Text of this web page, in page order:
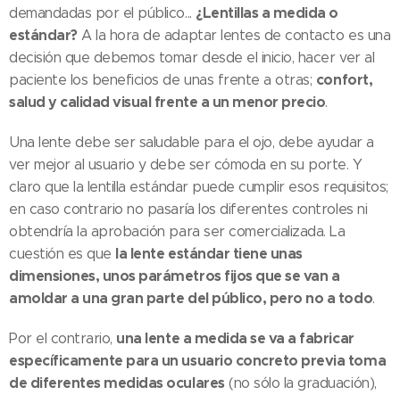
demandadas por el público... ¿Lentillas a medida o
estándar?A la hora de adaptar lentes de contacto es una
decisión que debemos tomar desde el inicio, hacer ver al
paciente los beneficios de unas frente a otras; confort,
salud y calidad visual frente a un menor precio.
Una lente debe ser saludable para el ojo, debe ayudar a
ver mejor al usuario y debe ser cómoda en su porte. Y
claro que la lentilla estándar puede cumplir esos requisitos;
en caso contrario no pasaría los diferentes controles ni
obtendría la aprobación para ser comercializada. La
cuestión es que la lente estándar tiene unas
dimensiones, unos parámetros fijos que se van a
amoldar a una gran parte del público, pero no a todo.
Por el contrario, una lente a medida se va a fabricar
específicamente para un usuario concreto previa toma
de diferentes medidas oculares(no sólo la graduación),